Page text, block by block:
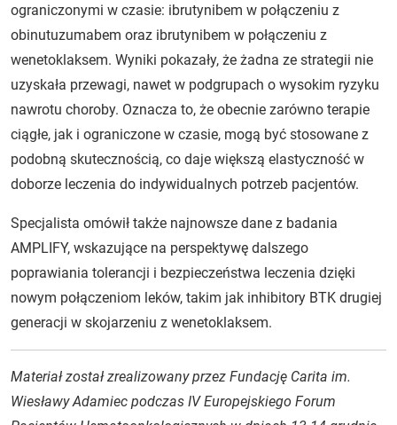
ograniczonymi w czasie: ibrutynibem w połączeniu z
obinutuzumabem oraz ibrutynibem w połączeniu z
wenetoklaksem. Wyniki pokazały, że żadna ze strategii nie
uzyskała przewagi, nawet w podgrupach o wysokim ryzyku
nawrotu choroby. Oznacza to, że obecnie zarówno terapie
ciągłe, jak i ograniczone w czasie, mogą być stosowane z
podobną skutecznością, co daje większą elastyczność w
doborze leczenia do indywidualnych potrzeb pacjentów.
Specjalista omówił także najnowsze dane z badania
AMPLIFY, wskazujące na perspektywę dalszego
poprawiania tolerancji i bezpieczeństwa leczenia dzięki
nowym połączeniom leków, takim jak inhibitory BTK drugiej
generacji w skojarzeniu z wenetoklaksem.
Materiał został zrealizowany przez Fundację Carita im.
Wiesławy Adamiec podczas IV Europejskiego Forum